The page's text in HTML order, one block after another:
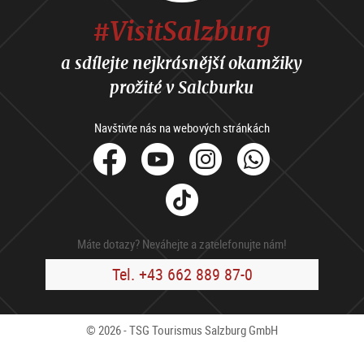
#VisitSalzburg
a sdílejte nejkrásnější okamžiky
prožité v Salcburku
Navštivte nás na webových stránkách
facebook
YoutubeInstagram
Tik
Tok
Máte dotazy? Neváhejte a zatelefonujte nám!
Tel. +43 662 889 87-0
© 2026 - TSG Tourismus Salzburg GmbH